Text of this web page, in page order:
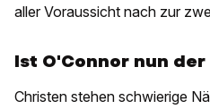
aller Voraussicht nach zur
Ist O'Connor nun
Christen stehen schwierige